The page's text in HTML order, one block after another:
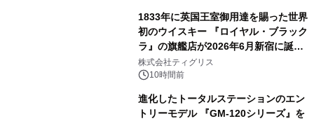
1833年に英国王室御用達を賜った世界
初のウイスキー 『ロイヤル・ブラック
ラ』の旗艦店が2026年6月新宿に誕
生 バカルディ ジャパンと連携した
没入型バー「BAR Arca」
株式会社ティグリス
10時間前
進化したトータルステーションのエン
トリーモデル 『GM-120シリーズ』を